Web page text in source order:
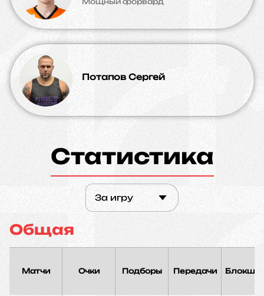
Потапов Сергей
Статистика
За игру
Общая
Матчи Очки Подборы Передачи